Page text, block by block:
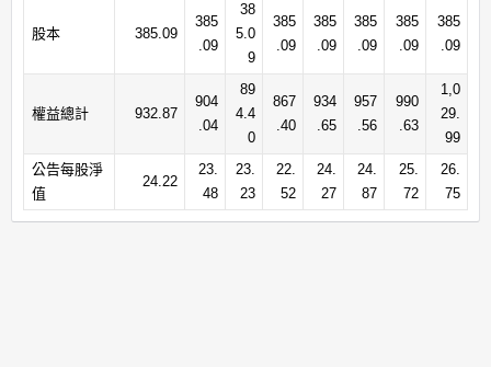
股本 385.09
385
.09
38
5.0
9
385
.09
385
.09
385
.09
385
.09
385
.09
權益總計 932.87
904
.04
89
4.4
0
867
.40
934
.65
957
.56
990
.63
1,0
29.
99
公告每股淨
值
24.22
23.
48
23.
23
22.
52
24.
27
24.
87
25.
72
26.
75